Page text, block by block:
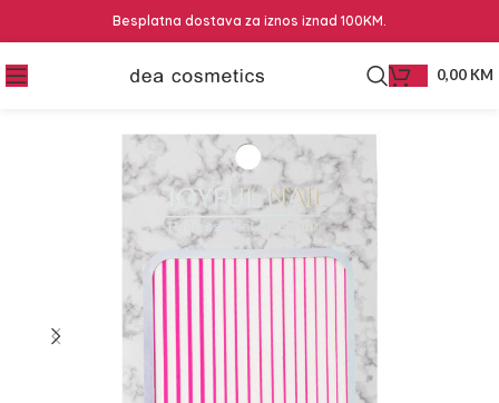
Besplatna dostava za iznos iznad 100KM.
0,00 KM